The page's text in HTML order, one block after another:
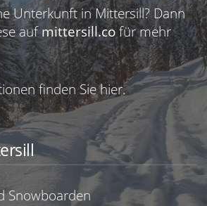
Unterkunft in Mittersill? Dann
aufmittersill.cofür mehr
finden Siehier.
Snowboarden